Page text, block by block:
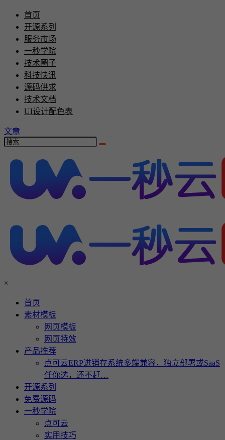
首页
开源系列
服务市场
一秒学院
技术圈子
科技快讯
源码供求
技术文档
UI设计配色表
文章
×
首页
素材模板
网页模板
网页特效
产品推荐
点可云ERP进销存系统多端兼容，独立部署或SaaS
任你选，还不赶…
开源系列
免费源码
一秒学院
点可云
实用技巧